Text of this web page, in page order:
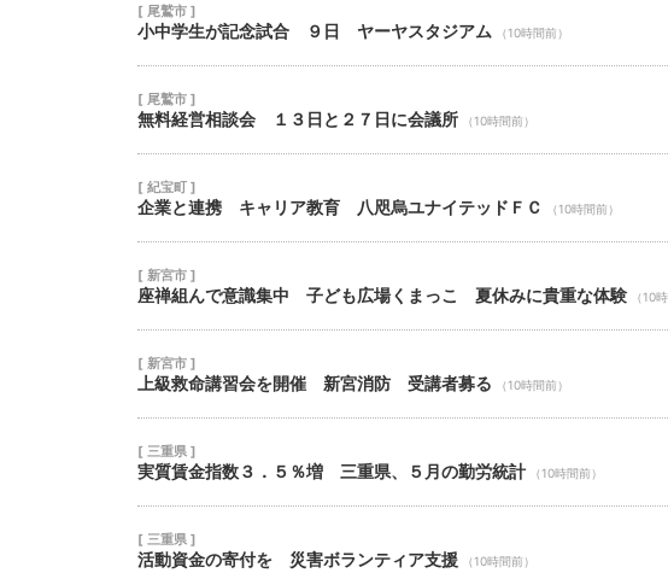
[ 尾鷲市 ]
小中学生が記念試合 ９日 ヤーヤスタジアム （10時間前）
[ 尾鷲市 ]
無料経営相談会 １３日と２７日に会議所 （10時間前）
[ 紀宝町 ]
企業と連携 キャリア教育 八咫烏ユナイテッドＦＣ （10時間前）
[ 新宮市 ]
座禅組んで意識集中 子ども広場くまっこ 夏休みに貴重な体験 （10
[ 新宮市 ]
上級救命講習会を開催 新宮消防 受講者募る （10時間前）
[ 三重県 ]
実質賃金指数３．５％増 三重県、５月の勤労統計 （10時間前）
[ 三重県 ]
活動資金の寄付を 災害ボランティア支援 （10時間前）